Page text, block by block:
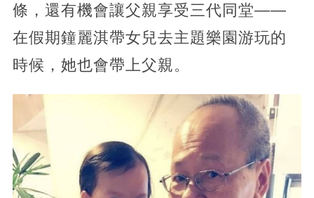
條，還有機會讓父親享受三代同堂——
在假期鐘麗淇帶女兒去主題樂園游玩的
時候，她也會帶上父親。